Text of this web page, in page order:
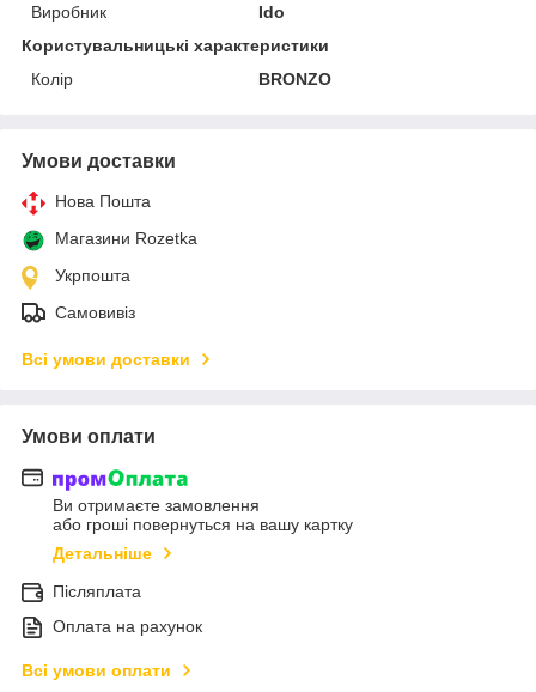
Виробник
Ido
Користувальницькі характеристики
Колір
BRONZO
Умови доставки
Нова Пошта
Магазини Rozetka
Укрпошта
Самовивіз
Всі умови доставки
Умови оплати
Ви отримаєте замовлення
або гроші повернуться на вашу картку
Детальніше
Післяплата
Оплата на рахунок
Всі умови оплати